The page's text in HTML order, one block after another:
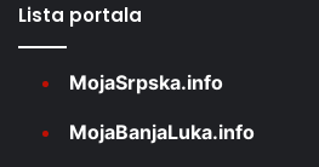
Lista portala
MojaSrpska.info
MojaBanjaLuka.info